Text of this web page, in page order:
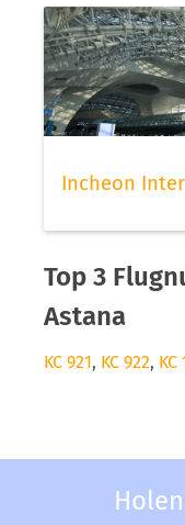
Incheon
Top 3
Astana
KC 921, KC 922, KC